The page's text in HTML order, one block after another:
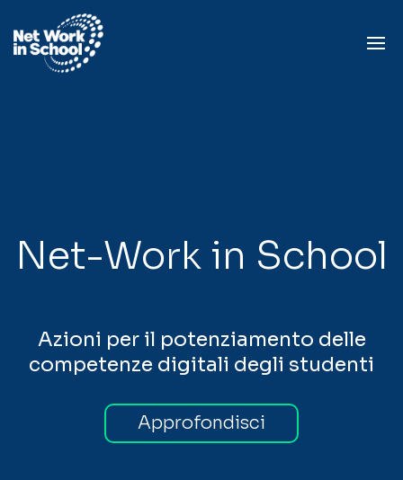
Net-Work in School
Azioni per il potenziamento delle
competenze digitali degli studenti
Approfondisci